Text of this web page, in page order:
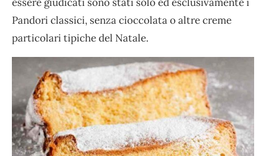
Pandori classici, senza cioccolata o altre creme
particolari tipiche del Natale.